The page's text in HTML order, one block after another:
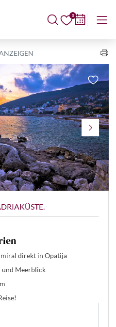
0
direkt in Opatija
Meerblick